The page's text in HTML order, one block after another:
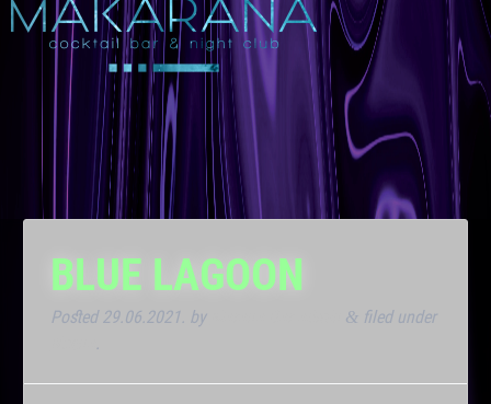
BLUE LAGOON
Posted 29.06.2021. by & filed under
.